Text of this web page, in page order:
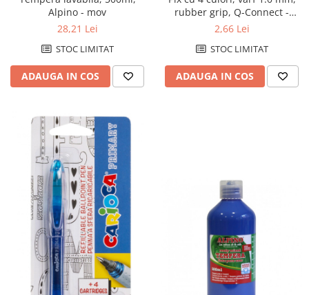
Alpino - mov
28,21 Lei
STOC LIMITAT
ADAUGA IN COS
rubber grip, Q-Connect -
(N,A,R,V) - culori asortate
2,66 Lei
STOC LIMITAT
ADAUGA IN COS